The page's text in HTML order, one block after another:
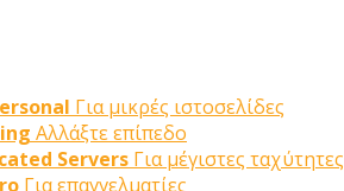
Για μικρές ιστοσελίδες
Αλλάξτε επίπεδο
Servers Για μέγιστες ταχύτητες
Για επαγγελματίες